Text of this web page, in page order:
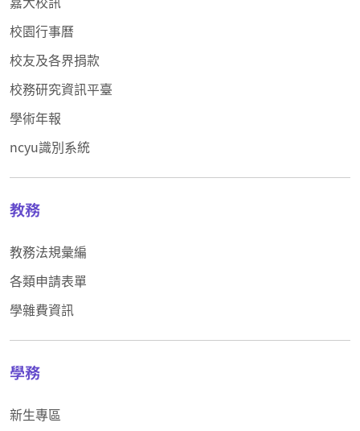
校園行事曆
校友及各界捐款
校務研究資訊平臺
學術年報
ncyu識別系統
教務
教務法規彙編
各類申請表單
學雜費資訊
學務
新生專區